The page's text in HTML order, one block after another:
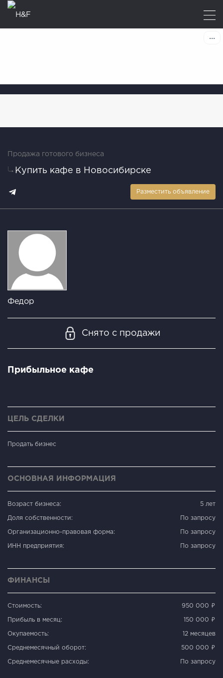
Продажа готового бизнеса
Купить кафе в Новосибирске
Разместить объявление
Федор
Снято с продажи
Прибыльное кафе
ЦЕЛЬ СДЕЛКИ
Продать бизнес
ОСНОВНАЯ ИНФОРМАЦИЯ
Возраст бизнеса: 5 лет
Доля собственности: По запросу
Организационно-правовая форма: По запросу
ИНН предприятия: По запросу
ФИНАНСЫ
Стоимость: 950 000 ₽
Прибыль в месяц: 150 000 ₽
Окупаемость: 12 месяцев
Среднемесячный оборот: 500 000 ₽
Среднемесячные расходы: По запросу